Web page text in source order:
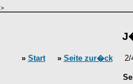
>
» Start » Seite zur�ck2/4